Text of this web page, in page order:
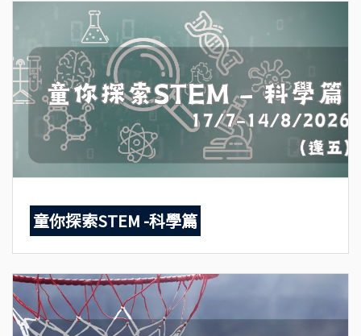
童你探索STEM -科學篇